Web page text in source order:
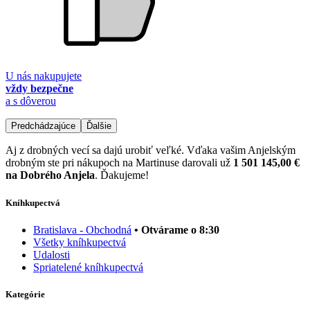
U nás nakupujete
vždy bezpečne
a s dôverou
Predchádzajúce Ďalšie
Aj z drobných vecí sa dajú urobiť veľké. Vďaka vašim Anjelským
drobným ste pri nákupoch na Martinuse darovali už 1 501 145,00 €
na Dobrého Anjela. Ďakujeme!
Kníhkupectvá
Bratislava - Obchodná • Otvárame o 8:30
Všetky kníhkupectvá
Udalosti
Spriatelené kníhkupectvá
Kategórie